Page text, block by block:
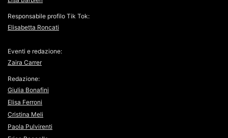
Responsabile profilo Tik Tok:
Elisabetta Roncati
Eventi e redazione:
Zaira Carrer
Redazione:
Giulia Bonafini
Elisa Ferroni
Cristina Meli
Paola Pulvirenti